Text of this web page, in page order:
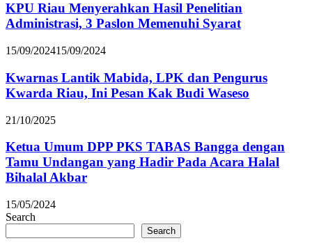
KPU Riau Menyerahkan Hasil Penelitian
Administrasi, 3 Paslon Memenuhi Syarat
15/09/202415/09/2024
Kwarnas Lantik Mabida, LPK dan Pengurus
Kwarda Riau, Ini Pesan Kak Budi Waseso
21/10/2025
Ketua Umum DPP PKS TABAS Bangga dengan
Tamu Undangan yang Hadir Pada Acara Halal
Bihalal Akbar
15/05/2024
Search
Search